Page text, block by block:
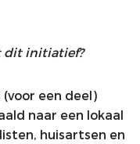
dit initiatief?
een deel)
naar een lokaal
huisartsen en